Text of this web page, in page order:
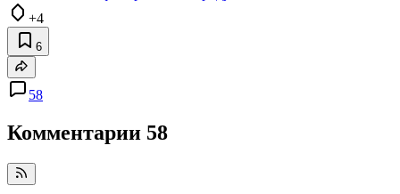
+4
6
58
Комментарии 58